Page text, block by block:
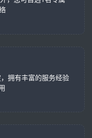
，拥有丰富的服务经验